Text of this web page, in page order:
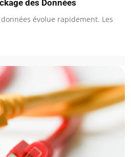
des Données
évolue rapidement. Les